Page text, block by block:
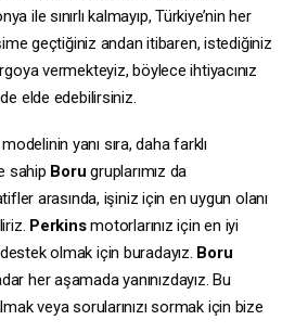
ile sınırlı kalmayıp, Türkiye’nin her
geçtiğiniz andan itibaren, istediğiniz
vermekteyiz, böylece ihtiyacınız
elde edebilirsiniz.
modelinin yanı sıra, daha farklı
sahip Boru gruplarımız da
arasında, işiniz için en uygun olanı
Perkinsmotorlarınız için en iyi
olmak için buradayız. Boru
her aşamada yanınızdayız. Bu
veya sorularınızı sormak için bize